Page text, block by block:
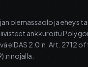
olemassaolo ja eheys
ankkuroitu
eIDAS 2.0:n, Art. 2712 of
nojalla.